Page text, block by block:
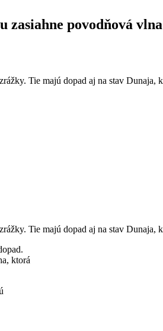
povodňová
Tie majú dopad aj na stav Dunaja,
Tie majú dopad aj na stav Dunaja,
ktorá